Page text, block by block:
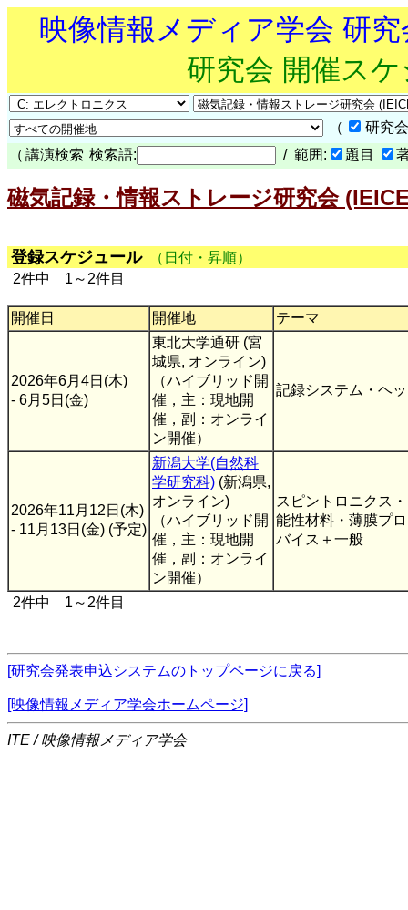
映像情報メディア学会 研
研究会 開催ス
（
研究
（ 講演検索 検索語: / 範囲: 題目
磁気記録・情報ストレージ研究会
登録スケジュール
（日付・昇順）
2件中 1～2件目
開催日 開催地 テーマ
2026年6月4日(木)
- 6月5日(金)
東北大学通研 (宮
城県, オンライン)
（ハイブリッド開
催，主：現地開
催，副：オンライ
ン開催）
記録システム・ヘ
2026年11月12日(木)
- 11月13日(金) (予定)
新潟大学(自然科
学研究科) (新潟県,
オンライン)
（ハイブリッド開
催，主：現地開
催，副：オンライ
ン開催）
スピントロニクス
能性材料・薄膜プ
バイス＋一般
2件中 1～2件目
[研究会発表申込システムのトップページに戻る]
[映像情報メディア学会ホームページ]
ITE / 映像情報メディア学会